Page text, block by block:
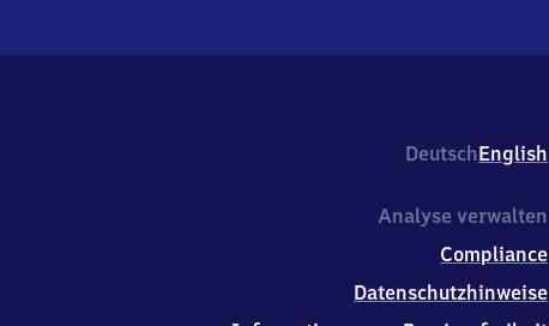
DeutschEnglish
Analyse verwalten
Compliance
Datenschutzhinweise